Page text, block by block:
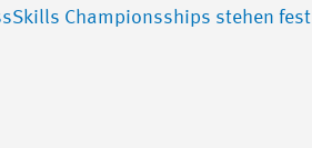
Championsships stehen fest